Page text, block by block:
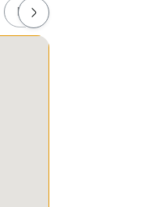
Makanan & Minuman